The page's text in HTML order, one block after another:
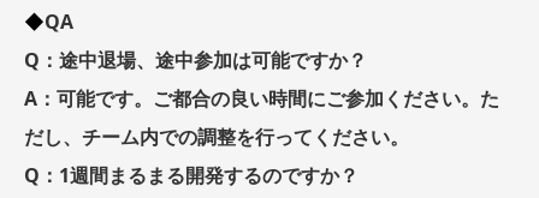
◆QA
Q：途中退場、途中参加は可能ですか？
A：可能です。ご都合の良い時間にご参加ください。た
だし、チーム内での調整を行ってください。
Q：1週間まるまる開発するのですか？